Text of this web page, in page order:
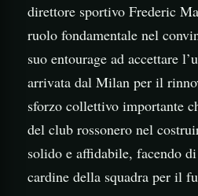
direttore sportivo Frederic
ruolo fondamentale nel
suo entourage ad accettare
arrivata dal Milan per il
sforzo collettivo importante
del club rossonero nel
solido e affidabile, facendo
cardine della squadra per il